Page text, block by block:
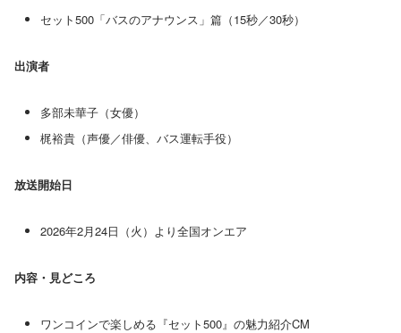
セット500「バスのアナウンス」篇（15秒／30秒）
出演者
多部未華子（女優）
梶裕貴（声優／俳優、バス運転手役）
放送開始日
2026年2月24日（火）より全国オンエア
内容・見どころ
ワンコインで楽しめる『セット500』の魅力紹介CM